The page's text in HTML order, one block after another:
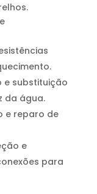
e substituição
da água.
e reparo de
e
para